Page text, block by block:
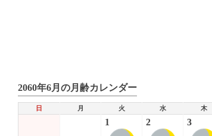
2060年6月の月齢カレンダー
日 月 火 水 木
1 2 3